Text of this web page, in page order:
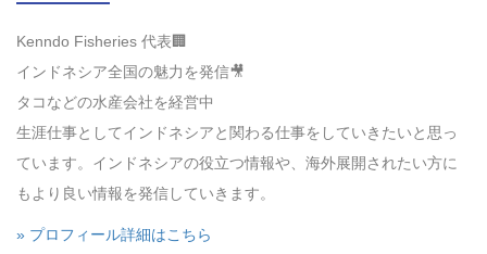
Kenndo Fisheries 代表🏢
インドネシア全国の魅力を発信🎥
タコなどの水産会社を経営中
生涯仕事としてインドネシアと関わる仕事をしていきたいと思っ
ています。インドネシアの役立つ情報や、海外展開されたい方に
もより良い情報を発信していきます。
» プロフィール詳細はこちら